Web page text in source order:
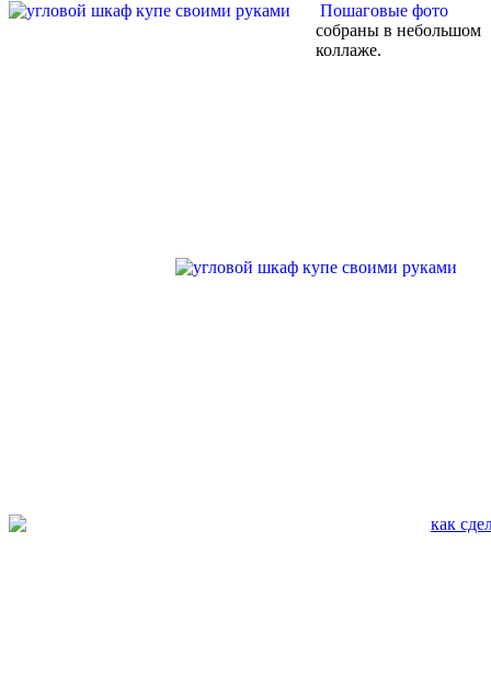
Пошаговые фото
собраны в небольшом
коллаже.